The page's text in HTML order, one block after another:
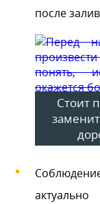
после
Стоит